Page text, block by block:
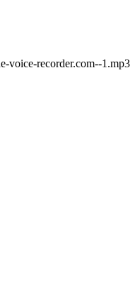
recorder.com--1.mp3